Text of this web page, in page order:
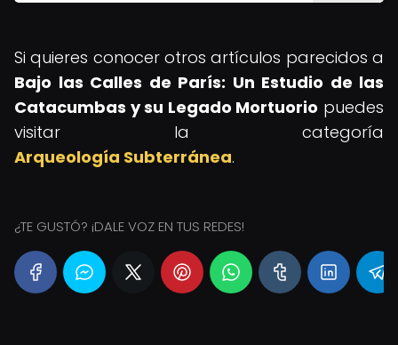
Si quieres conocer otros artículos parecidos a
Bajo las Calles de París: Un Estudio de las
Catacumbas y su Legado Mortuorio puedes
visitar la categoría
Arqueología Subterránea.
¿TE GUSTÓ? ¡DALE VOZ EN TUS REDES!